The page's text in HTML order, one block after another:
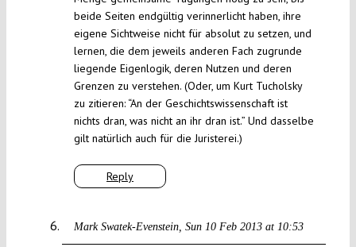
Reply
beide Seiten endgültig verinnerlicht haben, ihre
eigene Sichtweise nicht für absolut zu setzen, und
lernen, die dem jeweils anderen Fach zugrunde
liegende Eigenlogik, deren Nutzen und deren
Grenzen zu verstehen. (Oder, um Kurt Tucholsky
zu zitieren: “An der Geschichtswissenschaft ist
nichts dran, was nicht an ihr dran ist.” Und dasselbe
gilt natürlich auch für die Juristerei.)
Mark Swatek-Evenstein Sun 10 Feb 2013 at 10:53